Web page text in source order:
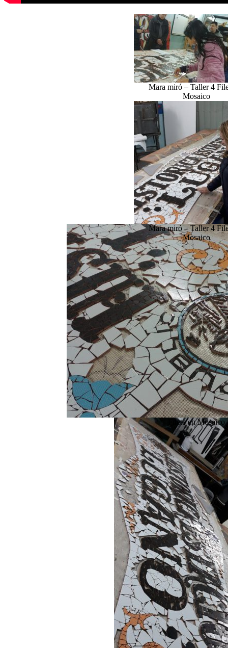
Mara miró – Taller 4
Mosaico
Mara miró – Taller 4
Mosaico
Filete en Mosaico